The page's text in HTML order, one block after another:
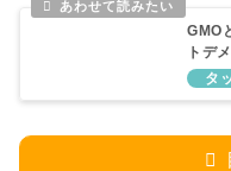
GMO
トデ
すす